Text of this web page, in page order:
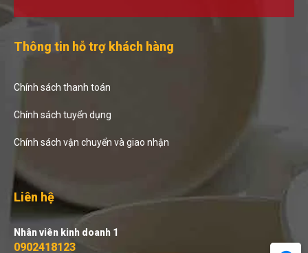
Thông tin hỗ trợ khách hàng
Chính sách thanh toán
Chính sách tuyển dụng
Chính sách vận chuyển và giao nhận
Liên hệ
Nhân viên kinh doanh 1
0902418123